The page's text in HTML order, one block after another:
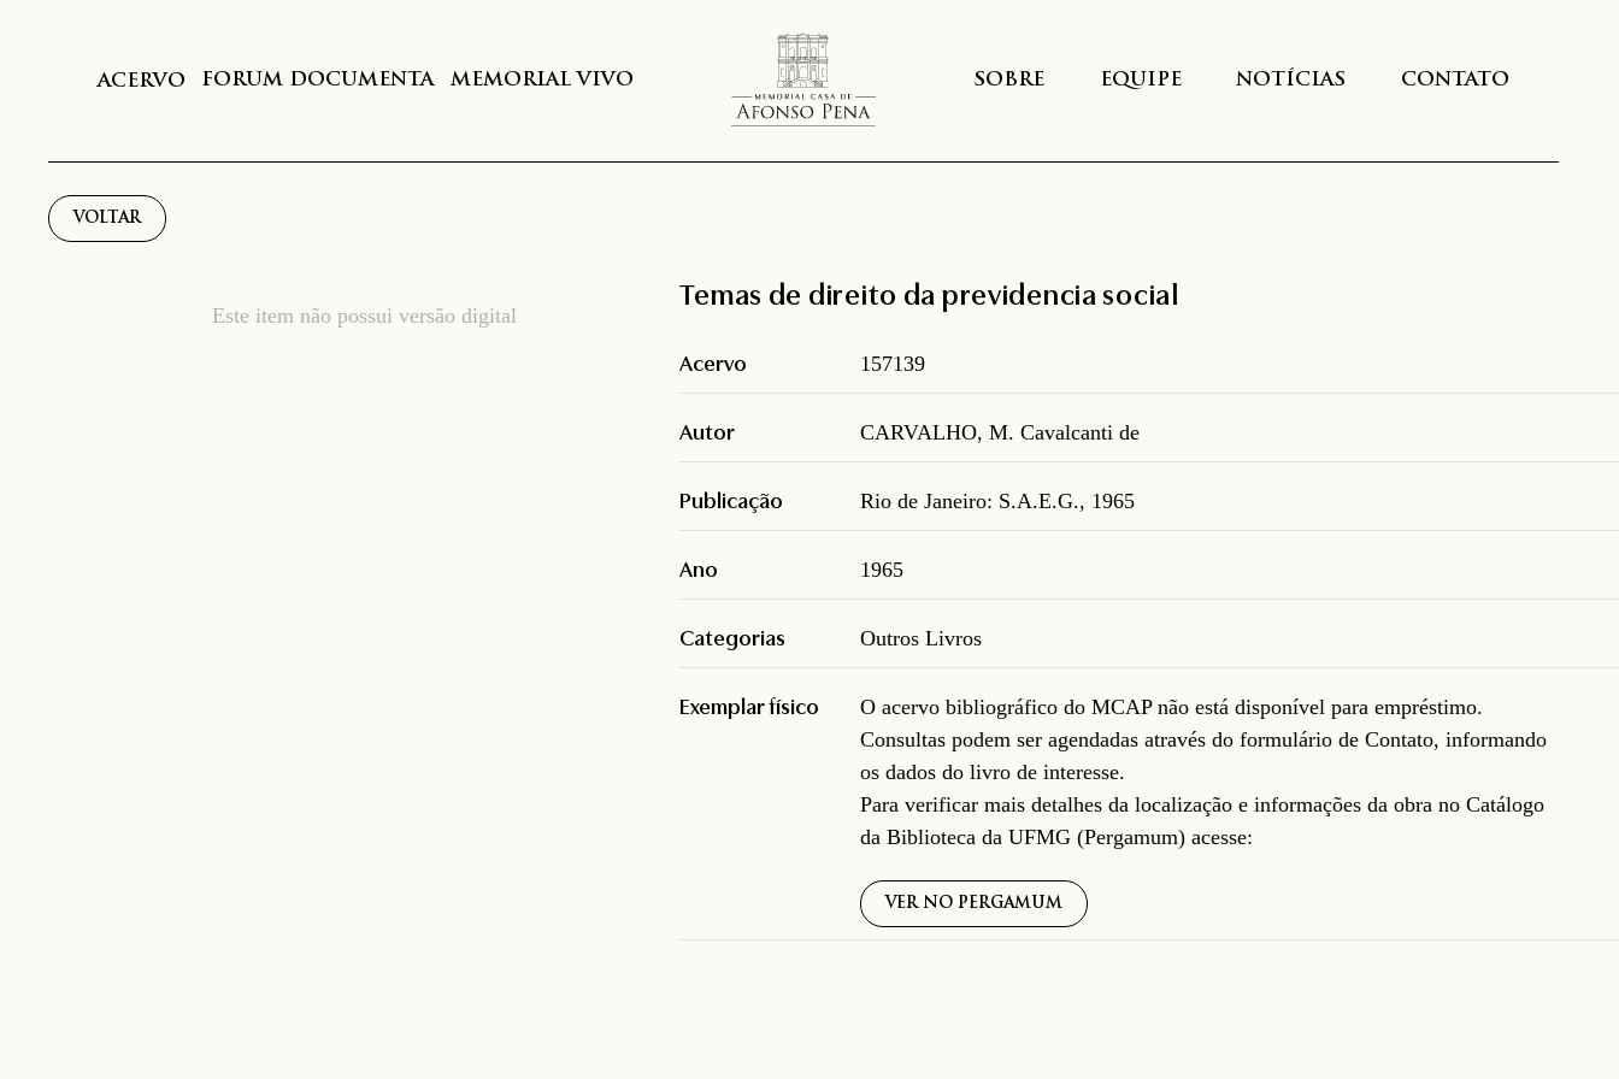
ACERVO FORUM DOCUMENTA MEMORIAL VIVO SOBRE EQUIPE NOTÍCIAS CONTATO
VOLTAR
Este item não possui versão digital
Temas de direito da previdencia social
Acervo 157139
Autor CARVALHO, M. Cavalcanti de
Publicação Rio de Janeiro: S.A.E.G., 1965
Ano 1965
Categorias Outros Livros
Exemplar físico
O acervo bibliográfico do MCAP não está disponível para empréstimo.
Consultas podem ser agendadas através do formulário deContato, informando
os dados do livro de interesse.
Para verificar mais detalhes da localização e informações da obra no Catálogo
da Biblioteca da UFMG (Pergamum) acesse:
VER NO PERGAMUM